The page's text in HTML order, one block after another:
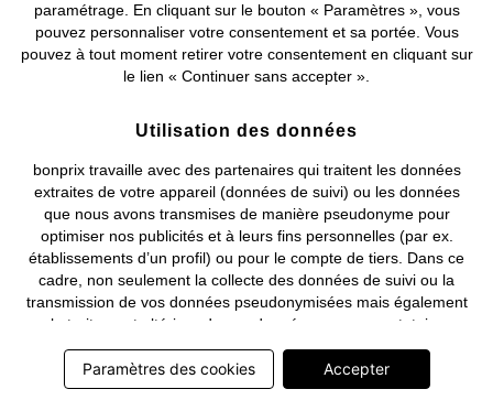
Deutsch Français
paramétrage. En cliquant sur le bouton « Paramètres », vous
pouvez personnaliser votre consentement et sa portée. Vous
pouvez à tout moment retirer votre consentement en cliquant sur
le lien « Continuer sans accepter ».
Utilisation des données
bonprix travaille avec des partenaires qui traitent les données
extraites de votre appareil (données de suivi) ou les données
que nous avons transmises de manière pseudonyme pour
optimiser nos publicités et à leurs fins personnelles (par ex.
établissements d’un profil) ou pour le compte de tiers. Dans ce
cadre, non seulement la collecte des données de suivi ou la
transmission de vos données pseudonymisées mais également
le traitement ultérieur de ces données par ce prestataire
nécessitent un consentement. Les données de suivi seront alors
collectées ou vos données pseudonymisées seront alors
transmises seulement si vous avez cliqué préalablement sur le
Paramètres des cookies Accepter